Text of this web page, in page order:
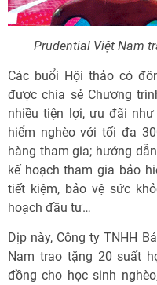
Prudential Việt Nam
Các buổi Hội thảo có
được chia sẻ Chương
nhiều tiện lợi, ưu đãi
hiểm nghèo với tối đa
hàng tham gia; hướng
kế hoạch tham gia bảo
tiết kiệm, bảo vệ sức
hoạch đầu tư…
Dịp này, Công ty TNHH
Nam trao tặng 20 suất
đồng cho học sinh